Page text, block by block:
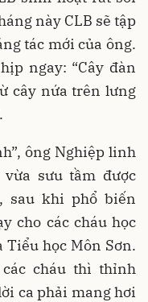
này CLB sẽ tập
tác mới của ông.
ngay: “Cây đàn
cây nứa trên lưng
ông Nghiệp linh
sưu tầm được
sau khi phổ biến
cho các cháu học
Tiểu học Môn Sơn.
cháu thì thỉnh
ca phải mang hơi